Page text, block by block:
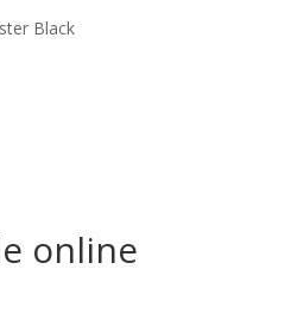
Black
online